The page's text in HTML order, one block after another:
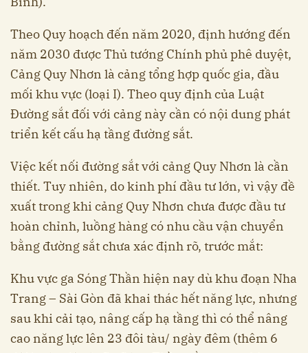
Theo Quy hoạch đến năm 2020, định hướng đến
năm 2030 được Thủ tướng Chính phủ phê duyệt,
Cảng Quy Nhơn là cảng tổng hợp quốc gia, đầu
mối khu vực (loại I). Theo quy định của Luật
Đường sắt đối với cảng này cần có nội dung phát
triển kết cấu hạ tầng đường sắt.
Việc kết nối đường sắt với cảng Quy Nhơn là cần
thiết. Tuy nhiên, do kinh phí đầu tư lớn, vì vậy đề
xuất trong khi cảng Quy Nhơn chưa được đầu tư
hoàn chỉnh, luồng hàng có nhu cầu vận chuyển
bằng đường sắt chưa xác định rõ, trước mắt:
Khu vực ga Sóng Thần hiện nay dù khu đoạn Nha
Trang – Sài Gòn đã khai thác hết năng lực, nhưng
sau khi cải tạo, nâng cấp hạ tầng thì có thể nâng
cao năng lực lên 23 đôi tàu/ ngày đêm (thêm 6